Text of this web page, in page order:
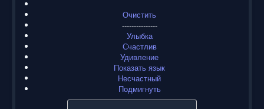
Очистить
---------------
Улыбка
Счастлив
Удивление
Показать язык
Несчастный
Подмигнуть